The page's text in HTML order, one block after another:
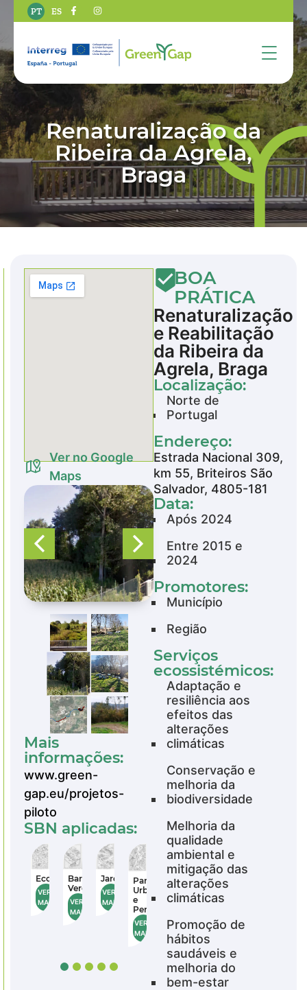
PT ES
Renaturalização da
Ribeira da Agrela,
Braga
BOA
PRÁTICA
Renaturalização
e Reabilitação
da Ribeira da
Agrela, Braga
Localização:
Norte de
Portugal
Endereço:
Estrada Nacional 309,
km 55, Briteiros São
Salvador, 4805-181
Data:
Após 2024
Entre 2015 e
2024
Promotores:
Município
Região
Serviços
ecossistémicos:
Adaptação e
resiliência aos
efeitos das
alterações
climáticas
Conservação e
melhoria da
biodiversidade
Melhoria da
qualidade
ambiental e
mitigação das
alterações
climáticas
Promoção de
hábitos
saudáveis e
melhoria do
bem-estar
Ver no Google
Maps
Mais
informações:
www.green-
gap.eu/projetos-
piloto
SBN aplicadas:
Corredores
EcológicosEcozonas
VER
MAIS
Barreiras
Verdes
VER
MAIS
Jardins
VER
MAIS
Parques
Urbanos
e
Periurbanos
VER
MAIS
Corredores
Ecológicos
VER
MAIS
Ecozonas
VER
MAIS